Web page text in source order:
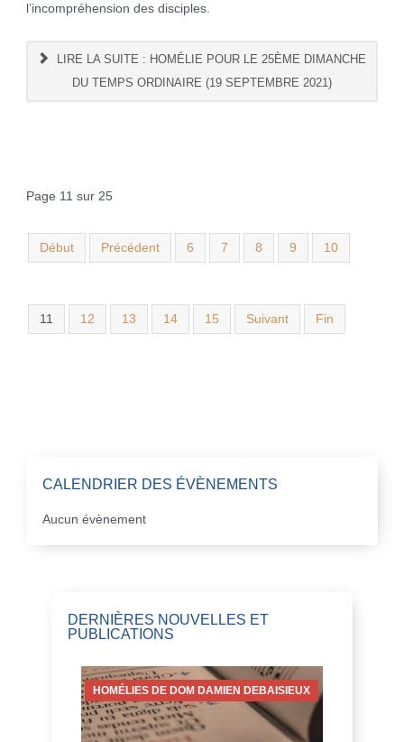
l’incompréhension des disciples.
LIRE LA SUITE : HOMÉLIE POUR LE 25ÈME DIMANCHE
DU TEMPS ORDINAIRE (19 SEPTEMBRE 2021)
Page 11 sur 25
Début Précédent 6 7 8 9 10
11 12 13 14 15 Suivant Fin
CALENDRIER DES ÉVÈNEMENTS
Aucun évènement
DERNIÈRES NOUVELLES ET
PUBLICATIONS
HOMÉLIES DE DOM DAMIEN DEBAISIEUX